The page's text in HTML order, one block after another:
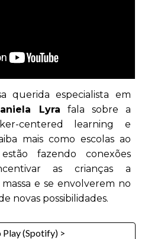
querida especialista em
Lyra fala sobre a
centered learning e
mais como escolas ao
fazendo conexões
as crianças a
e se envolverem no
novas possibilidades.
Play (Spotify) >